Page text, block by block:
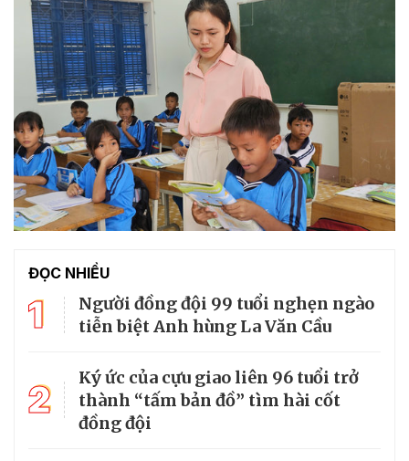
ĐỌC NHIỀU
1
Người đồng đội 99 tuổi nghẹn ngào
tiễn biệt Anh hùng La Văn Cầu
2
Ký ức của cựu giao liên 96 tuổi trở
thành “tấm bản đồ” tìm hài cốt
đồng đội